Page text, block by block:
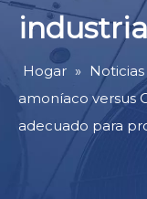
Hogar » Noticias
amoníaco versus
adecuado para